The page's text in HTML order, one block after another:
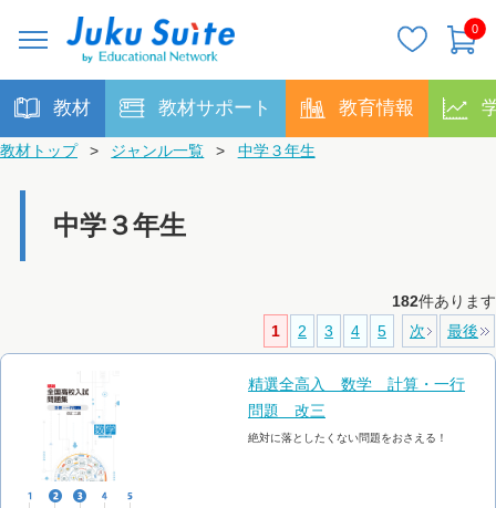
0
教材 教材サポート 教育情報
教材トップ > ジャンル一覧 > 中学３年生
中学３年生
182件あります
1
2 3 4 5 次 最後
精選全高入 数学 計算・一行
問題 改三
絶対に落としたくない問題をおさえる！